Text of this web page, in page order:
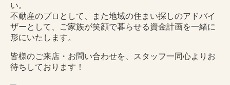
い。
不動産のプロとして、また地域の住まい探しのアドバイ
ザーとして、ご家族が笑顔で暮らせる資金計画を一緒に
形にいたします。
皆様のご来店・お問い合わせを、スタッフ一同心よりお
待ちしております！